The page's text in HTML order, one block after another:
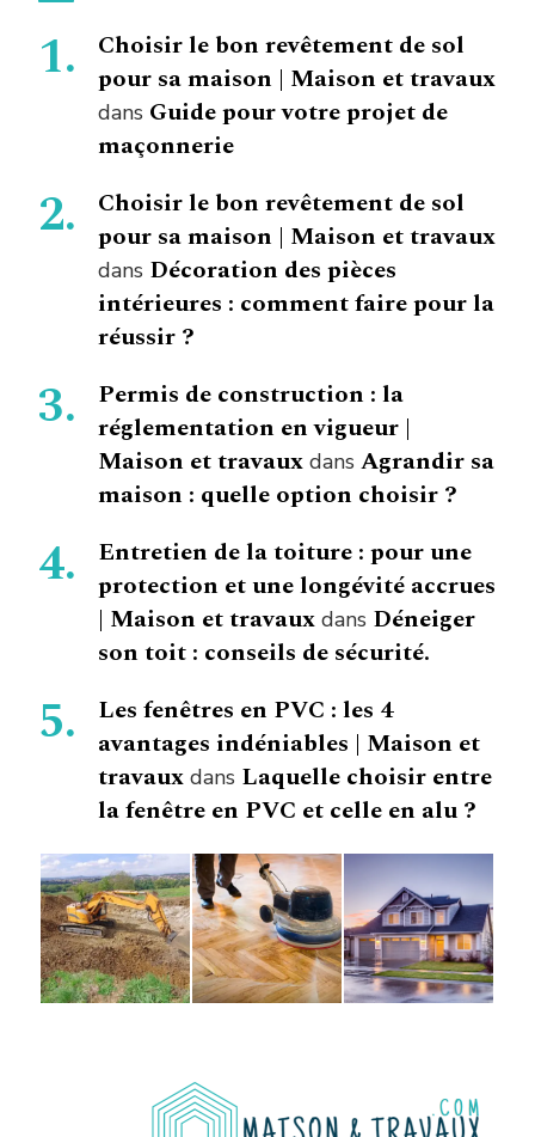
Choisir le bon revêtement de sol
pour sa maison | Maison et travaux
dans Guide pour votre projet de
maçonnerie
Choisir le bon revêtement de sol
pour sa maison | Maison et travaux
dans Décoration des pièces
intérieures : comment faire pour la
réussir ?
Permis de construction : la
réglementation en vigueur |
Maison et travaux dans Agrandir sa
maison : quelle option choisir ?
Entretien de la toiture : pour une
protection et une longévité accrues
| Maison et travaux dans Déneiger
son toit : conseils de sécurité.
Les fenêtres en PVC : les 4
avantages indéniables | Maison et
travaux dans Laquelle choisir entre
la fenêtre en PVC et celle en alu ?